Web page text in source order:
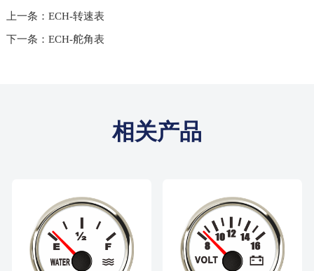
上一条：ECH-转速表
下一条：ECH-舵角表
相关产品